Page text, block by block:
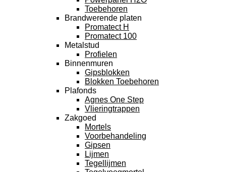
Toebehoren
Brandwerende platen
Promatect H
Promatect 100
Metalstud
Profielen
Binnenmuren
Gipsblokken
Blokken Toebehoren
Plafonds
Agnes One Step
Vlieringtrappen
Zakgoed
Mortels
Voorbehandeling
Gipsen
Lijmen
Tegellijmen